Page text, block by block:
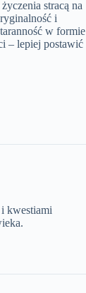
stracą na
i
w formie
– lepiej postawić
kwestiami